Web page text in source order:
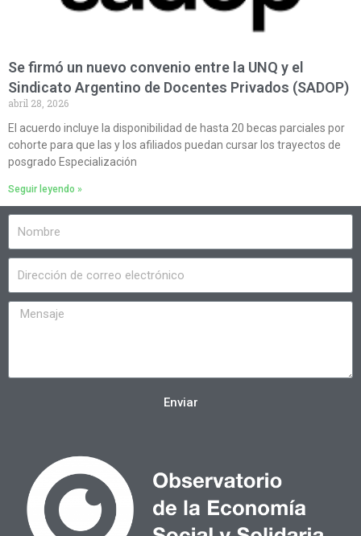
Se firmó un nuevo convenio entre la UNQ y el
Sindicato Argentino de Docentes Privados (SADOP)
abril 28, 2026
El acuerdo incluye la disponibilidad de hasta 20 becas parciales por
cohorte para que las y los afiliados puedan cursar los trayectos de
posgrado Especialización
Seguir leyendo »
Enviar